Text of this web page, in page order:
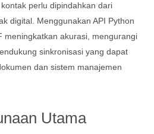
perlu dipindahkan dari
digital. Menggunakan API Python
meningkatkan akurasi, mengurangi
sinkronisasi yang dapat
dan sistem manajemen
Utama